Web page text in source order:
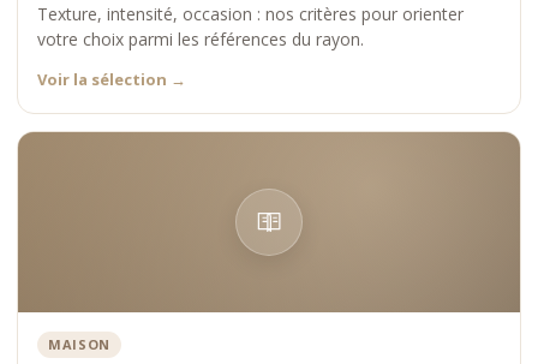
Texture, intensité, occasion : nos critères pour orienter
votre choix parmi les références du rayon.
Voir la sélection →
MAISON